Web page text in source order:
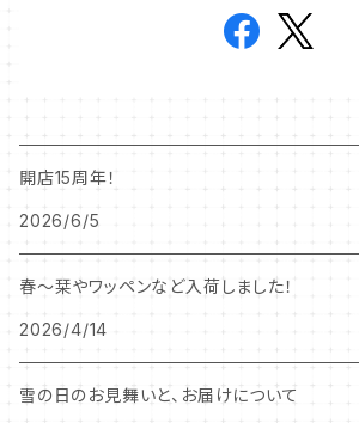
開店15周年！
2026/6/5
春～栞やワッペンなど入荷しました！
2026/4/14
雪の日のお見舞いと、お届けについて